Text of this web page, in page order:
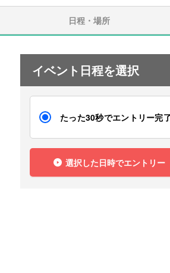
日程・場所
イベント日程を選択
たった30秒でエントリー完
選択した日時でエントリー